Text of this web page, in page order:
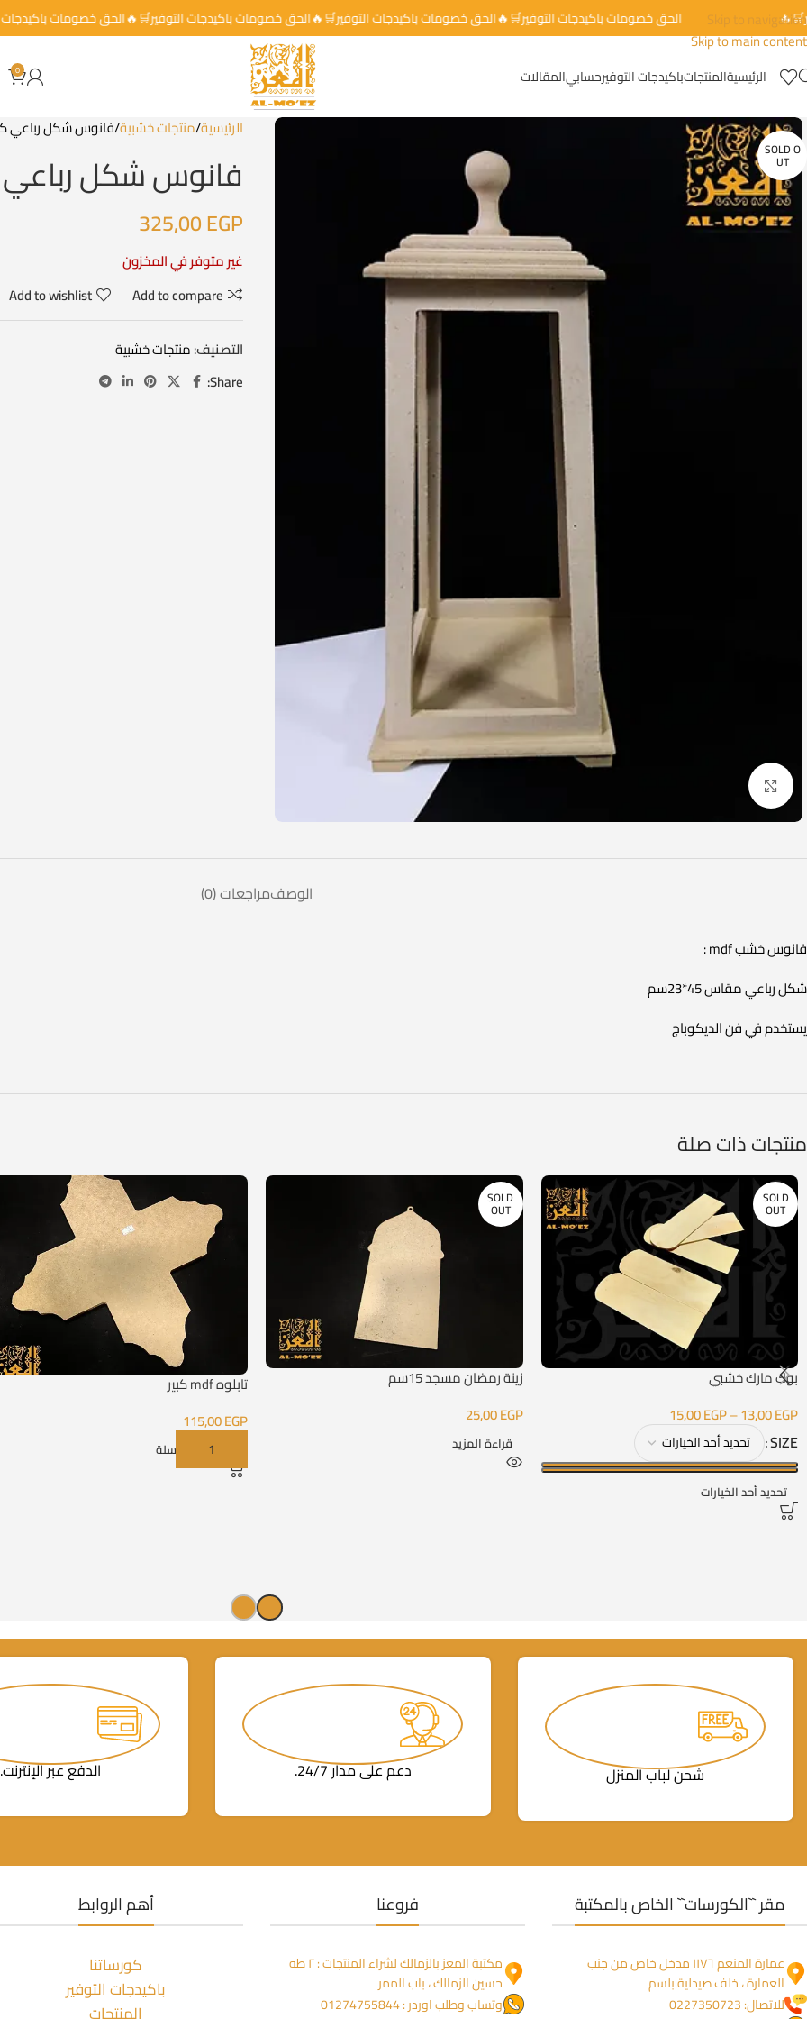
Skip to navigation
Skip to main content
الحق خصومات باكيدجات التوفير🛒🔥الحق خصومات باكيدجات التوفير🛒🔥الحق خصومات باكيدجات التوفير🛒🔥الحق خصومات
الرئيسيةالمنتجاتباكيدجات التوفيرحسابيالمقالات 0
SOLD O
UT
الرئيسية منتجات خشبية فانوس شكل رباعي
فانوس شكل رباعي
325,00EGP
غير متوفر في المخزون
Add to compare
Add to wishlist
التصنيف:منتجات خشبية
Share:
الوصفمراجعات (0)
فانوس خشب mdf :
شكل رباعي مقاس 45*23سم
يستخدم في فن الديكوباج
منتجات ذات صلة
SOLD
OUT
بوك مارك خشبي
13,00EGP
–
15,00EGP
SIZE
تحديد أحد الخيارات
SOLD
OUT
زينة رمضان مسجد 15سم
25,00EGP
قراءة المزيد
تابلوه mdf كبير
115,00EGP
إضافة إلى السلة
شحن لباب المنزل دعم على مدار 24/7. الدفع عبر الإنترنت.
أهم الروابط
كورساتنا
باكيدجات التوفير
فروعنا
مكتبة المعز بالزمالك لشراء المنتجات : ٢ طه
حسين الزمالك ، باب الممر
وتساب وطلب اوردر : 01274755844
مقر ``الكورسات`` الخاص بالمكتبة
عمارة المنعم ١١٧٦ مدخل خاص من جنب
العمارة ، خلف صيدلية بلسم
للاتصال: 0227350723